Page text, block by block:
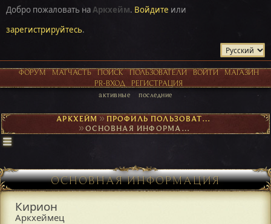
Добро пожаловать наАркхейм. Войдите или
зарегистрируйтесь.
ФОРУМ МАТЧАСТЬ ПОИСК ПОЛЬЗОВАТЕЛИ ВОЙТИ
МАГАЗИН
PR-ВХОД
РЕГИСТРАЦИЯ
активные последние
АРКХЕЙМ► ПРОФИЛЬ ПОЛЬЗОВАТЕЛЯ КИРИОН
► ОСНОВНАЯ ИНФОРМАЦИЯ
ОСНОВНАЯ ИНФОРМАЦИЯ
Кирион
Аркхеймец